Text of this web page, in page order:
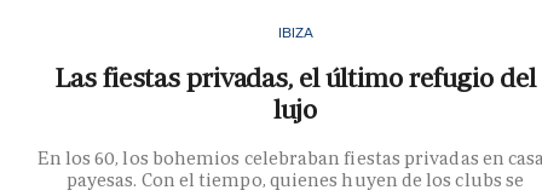
IBIZA
Las fiestas privadas, el último refugio del
lujo
En los 60, los bohemios celebraban fiestas privadas en
payesas. Con el tiempo, quienes huyen de los clubs se